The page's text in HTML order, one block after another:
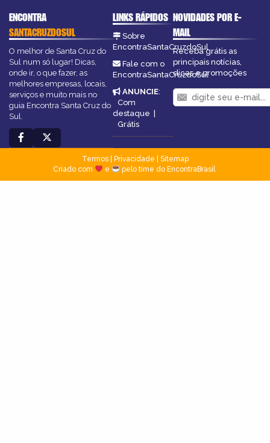
ENCONTRA
SANTACRUZDOSUL
O melhor de Santa Cruz do
Sul num só lugar! Dicas,
onde ir, o que fazer, as
melhores empresas, locais,
serviços e muito mais no
guia Encontra Santa Cruz do
Sul.
LINKS RÁPIDOS
Sobre
EncontraSantaCruzdoSul
Fale com o
EncontraSantaCruzdoSul
ANUNCIE:
Com
destaque |
Grátis
NOVIDADES POR E-
MAIL
Receba grátis as
principais notícias,
dicas e promoções
Termos| Privacidade
Sitemap
Criado com
e pelo time do EncontraBrasil